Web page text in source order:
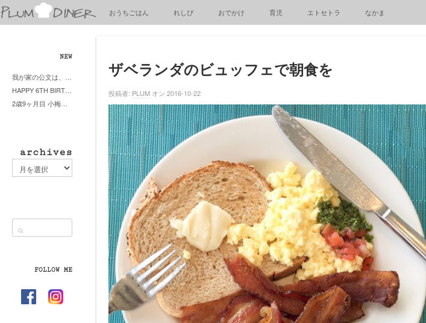
梅
子
おうちごはん れしぴ おでかけ 育児 エトセトラ なかま
NEW
我が家の公文は、やってよかった公文式？親もがんばる公文式？時々我が家は苦悶式？
HAPPY 6TH BIRTHDAY LITTE PRINCESS
2歳9ヶ月目 小梅ちゃんピザブーム到来
archives
archives
FOLLOW ME
ザベランダのビュッフェで朝食を
投稿者: PLUM オン 2016-10-22